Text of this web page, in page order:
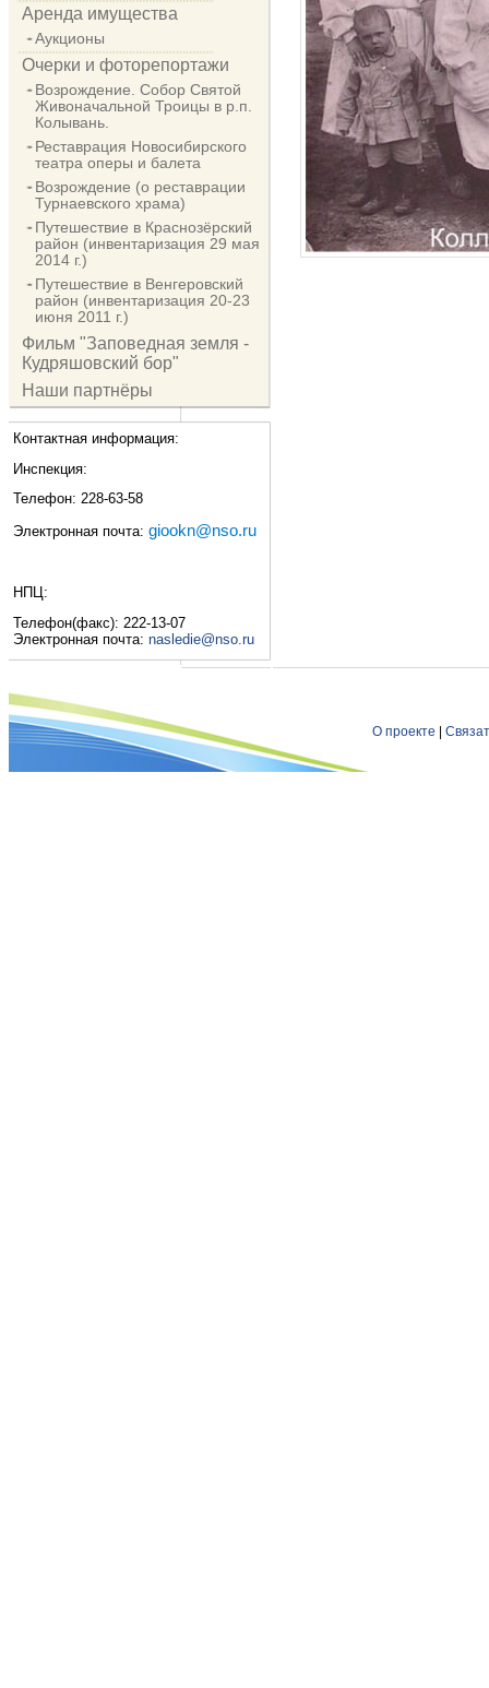
Аренда имущества
Аукционы
Очерки и фоторепортажи
Возрождение. Собор Святой
Живоначальной Троицы в р.п.
Колывань.
Реставрация Новосибирского
театра оперы и балета
Возрождение (о реставрации
Турнаевского храма)
Путешествие в Краснозёрский
район (инвентаризация 29 мая
2014 г.)
Путешествие в Венгеровский
район (инвентаризация 20-23
июня 2011 г.)
Фильм "Заповедная земля -
Кудряшовский бор"
Наши партнёры
Контактная информация:
Инспекция:
Телефон: 228-63-58
Электронная почта: giookn@nso.ru
НПЦ:
Телефон(факс): 222-13-07
Электронная почта: nasledie@nso.ru
О проекте